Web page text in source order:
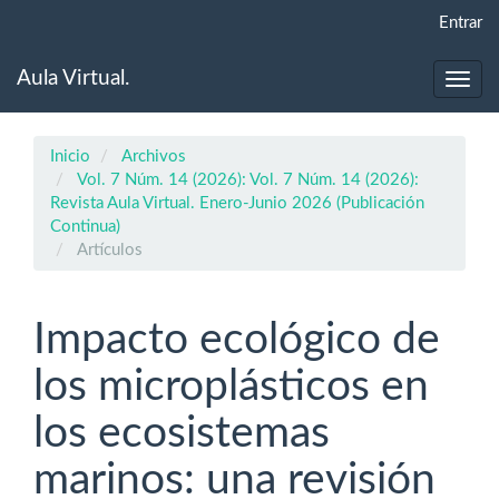
principal
Entrar
Aula Virtual.
Inicio
Archivos
Vol. 7 Núm. 14 (2026): Vol. 7 Núm. 14 (2026):
Revista Aula Virtual. Enero-Junio 2026 (Publicación
Continua)
Artículos
Impacto ecológico de
los microplásticos en
los ecosistemas
marinos: una revisión